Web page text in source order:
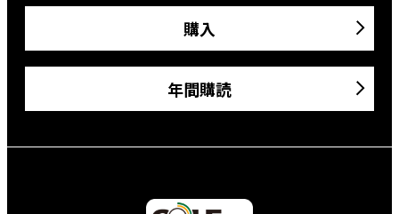
購入
年間購読